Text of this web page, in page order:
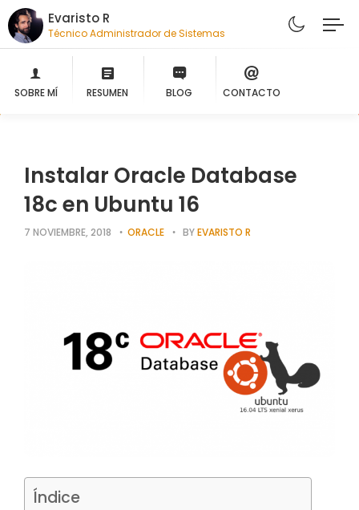
Evaristo R
Técnico
SOBRE MÍ RESUMEN BLOG CONTACTO
Instalar Oracle Database
18c en Ubuntu 16
7 NOVIEMBRE, 2018 ORACLE BYEVARISTO R
Índice